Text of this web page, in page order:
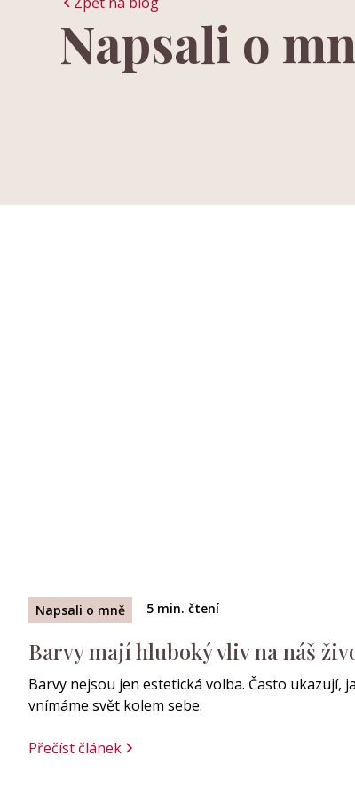
Napsali o
Napsali o mně 5 min. čtení
Barvy mají hluboký vliv na náš
Barvy nejsou jen estetická volba. Často ukazují,
vnímáme svět kolem sebe.
Přečíst článek